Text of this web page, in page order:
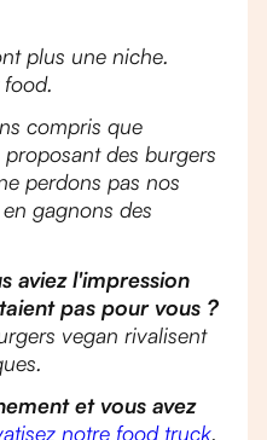
plus une niche.
compris que
proposant des burgers
perdons pas nos
gagnons des
aviez l'impression
pas pour vous ?
vegan rivalisent
et vous avez
notre food truck.